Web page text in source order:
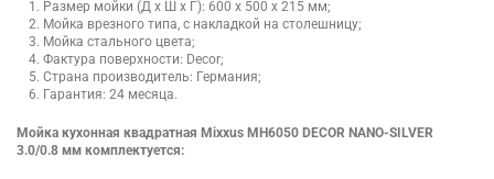
Размер мойки (Д х Ш х Г): 600 х 500 х 215 мм;
Мойка врезного типа, с накладкой на столешницу;
Мойка стального цвета;
Фактура поверхности: Decor;
Страна производитель: Германия;
Гарантия: 24 месяца.
Мойка кухонная квадратная Mixxus MH6050 DECOR NANO-SILVER
3.0/0.8 мм комплектуется: